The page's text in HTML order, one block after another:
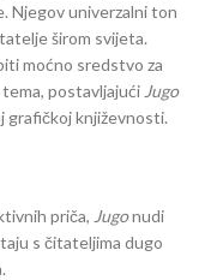
Njegov univerzalni ton
širom svijeta.
moćno sredstvo za
postavljajući Jugo
grafičkoj književnosti.
priča, Jugonudi
s čitateljima dugo